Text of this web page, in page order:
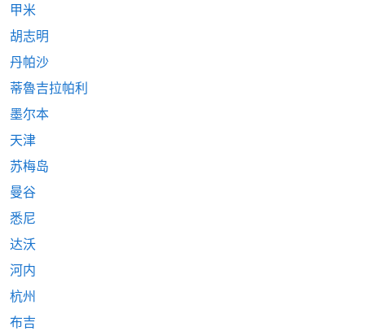
甲米
胡志明
丹帕沙
蒂魯吉拉帕利
墨尔本
天津
苏梅岛
曼谷
悉尼
达沃
河内
杭州
布吉